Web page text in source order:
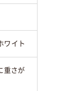
ワイト
重さが